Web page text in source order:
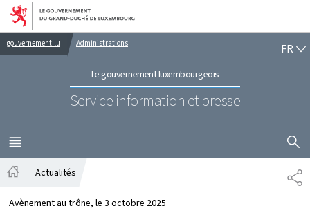
Aller au menu principal
Aller au contenu
gouvernement.lu Administrations
Le gouvernement luxembourgeois
Service information et presse
FR
MENU
PRINCIPAL
Actualités
Avènement au trône, le 3 octobre 2025